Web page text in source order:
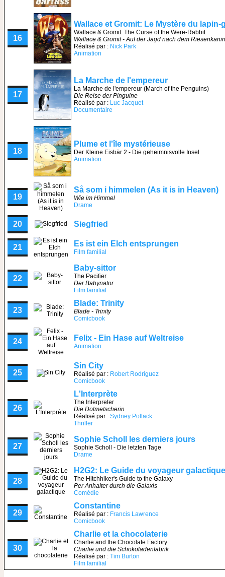
16
Wallace et Gromit: Le Mystère du lapin-
Wallace & Gromit: The Curse of the Were-Rabbit
Wallace & Gromit - Auf der Jagd nach dem
Réalisé par : Nick Park
Animation
17
La Marche de l'empereur
La Marche de l'empereur (March of the Penguins)
Die Reise der Pinguine
Réalisé par : Luc Jacquet
Documentaire
18
Plume et l'île mystérieuse
Der Kleine Eisbär 2 - Die geheimnisvolle Insel
Animation
19
Så som i himmelen (As it is in Heaven)
Wie im Himmel
Drame
20 Siegfried
21 Es ist ein Elch entsprungen
Film familial
22
Baby-sittor
The Pacifier
Der Babynator
Film familial
23
Blade: Trinity
Blade - Trinity
Comicbook
24 Felix - Ein Hase auf Weltreise
Animation
25
Sin City
Réalisé par : Robert Rodriguez
Comicbook
26
L'Interprète
The Interpreter
Die Dolmetscherin
Réalisé par : Sydney Pollack
Thriller
27
Sophie Scholl les derniers jours
Sophie Scholl - Die letzten Tage
Drame
28
H2G2: Le Guide du voyageur galactique
The Hitchhiker's Guide to the Galaxy
Per Anhalter durch die Galaxis
Comédie
29
Constantine
Réalisé par : Francis Lawrence
Comicbook
30
Charlie et la chocolaterie
Charlie and the Chocolate Factory
Charlie und die Schokoladenfabrik
Réalisé par : Tim Burton
Film familial